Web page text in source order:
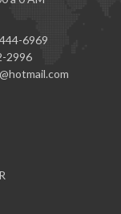
6969
2996